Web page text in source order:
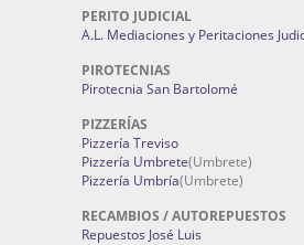
PERITO JUDICIAL
A.L. Mediaciones y Peritaciones
PIROTECNIAS
Pirotecnia San Bartolomé
PIZZERÍAS
Pizzería Treviso
Pizzería Umbrete(Umbrete)
Pizzería Umbría(Umbrete)
RECAMBIOS / AUTOREPUESTOS
Repuestos José Luis